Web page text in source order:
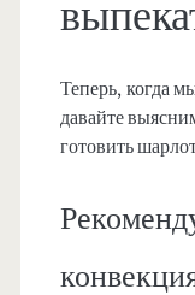
Теперь, когда
давайте
готовить